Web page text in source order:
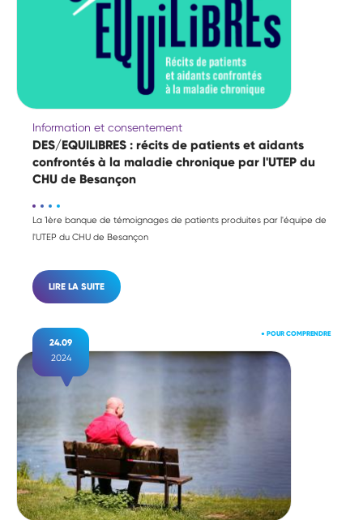
Information et consentement
DES/EQUILIBRES : récits de patients et aidants
confrontés à la maladie chronique par l'UTEP du
CHU de Besançon
La 1ère banque de témoignages de patients produites par l'équipe de
l'UTEP du CHU de Besançon
LIRE LA SUITE
24.09
2024
● POUR COMPRENDRE